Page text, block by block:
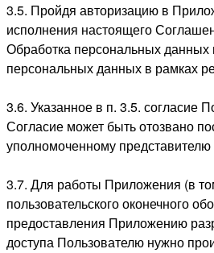
3.5. Пройдя авторизацию в
исполнения настоящего
Обработка персональных данных
персональных данных в рамках
3.6. Указанное в п. 3.5. согласие
Согласие может быть отозвано
уполномоченному
3.7. Для работы Приложения (в
пользовательского оконечного
предоставления Приложению
доступа Пользователю нужно